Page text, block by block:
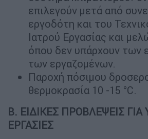
επιλεγούν μετά από
εργοδότη και του
Ιατρού Εργασίας και
όπου δεν υπάρχουν
των εργαζομένων.
Παροχή πόσιμου
θερμοκρασία 10 -15 °C.
B. ΕΙΔΙΚΕΣ ΠΡΟΒΛΕΨΕΙΣ ΓΙΑ
ΕΡΓΑΣΙΕΣ